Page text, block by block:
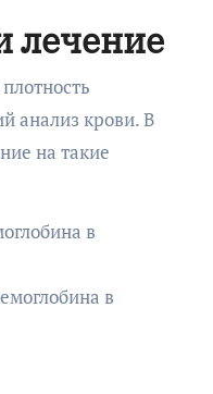
лечение
анализ крови. В
на такие
в
в